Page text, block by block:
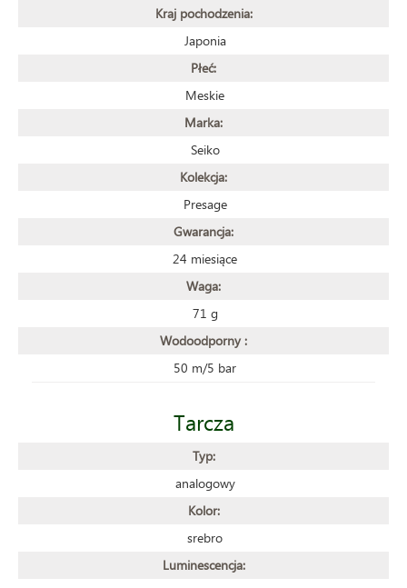
Kraj pochodzenia:
Japonia
Płeć:
Meskie
Marka:
Seiko
Kolekcja:
Presage
Gwarancja:
24 miesiące
Waga:
71 g
Wodoodporny :
50 m/5 bar
Tarcza
Typ:
analogowy
Kolor:
srebro
Luminescencja: